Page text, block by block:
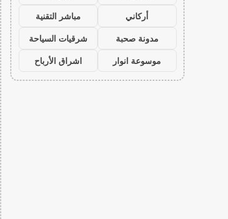
أركاني
مباشر التقنية
مدونة صحبة
شرقيات السياحة
موسوعة انوار
اشراق الأرباح